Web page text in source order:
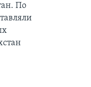
По